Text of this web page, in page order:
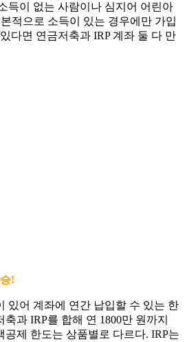
득이 없는 사람이나 심지어 어린아
적으로 소득이 있는 경우에만 가입
다면 연금저축과 IRP 계좌 둘 다 만
!
있어 계좌에 연간 납입할 수 있는 한
과 IRP를 합해 연 1800만 원까지
공제 한도는 상품별로 다르다. IRP는